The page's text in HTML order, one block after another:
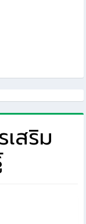
สริม